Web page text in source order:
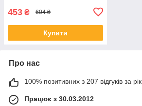
453 ₴ 604 ₴
Купити
Про нас
100% позитивних з 207 відгуків за рік
Працює з 30.03.2012